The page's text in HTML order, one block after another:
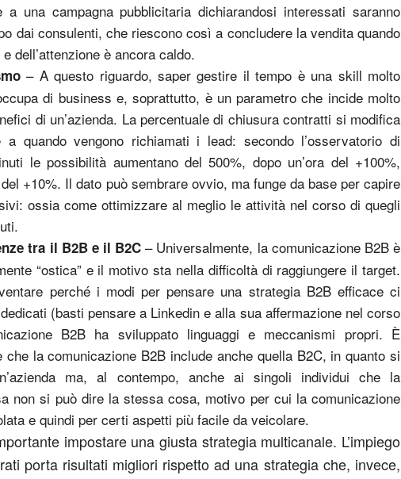
a una campagna pubblicitaria dichiarandosi interessati saranno
dai consulenti, che riescono così a concludere la vendita quando
dell’attenzione è ancora caldo.
– A questo riguardo, saper gestire il tempo è una skill molto
di business e, soprattutto, è un parametro che incide molto
di un’azienda. La percentuale di chiusura contratti si modifica
a quando vengono richiamati i lead: secondo l’osservatorio di
le possibilità aumentano del 500%, dopo un’ora del +100%,
+10%. Il dato può sembrare ovvio, ma funge da base per capire
ossia come ottimizzare al meglio le attività nel corso di quegli
tra il B2B e il B2C – Universalmente, la comunicazione B2B è
“ostica” e il motivo sta nella difficoltà di raggiungere il target.
perché i modi per pensare una strategia B2B efficace ci
(basti pensare a Linkedin e alla sua affermazione nel corso
B2B ha sviluppato linguaggi e meccanismi propri. È
che la comunicazione B2B include anche quella B2C, in quanto si
ma, al contempo, anche ai singoli individui che la
non si può dire la stessa cosa, motivo per cui la comunicazione
e quindi per certi aspetti più facile da veicolare.
impostare una giusta strategia multicanale. L’impiego
porta risultati migliori rispetto ad una strategia che, invece,